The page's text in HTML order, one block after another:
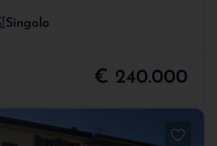
Singolo
€ 240.000